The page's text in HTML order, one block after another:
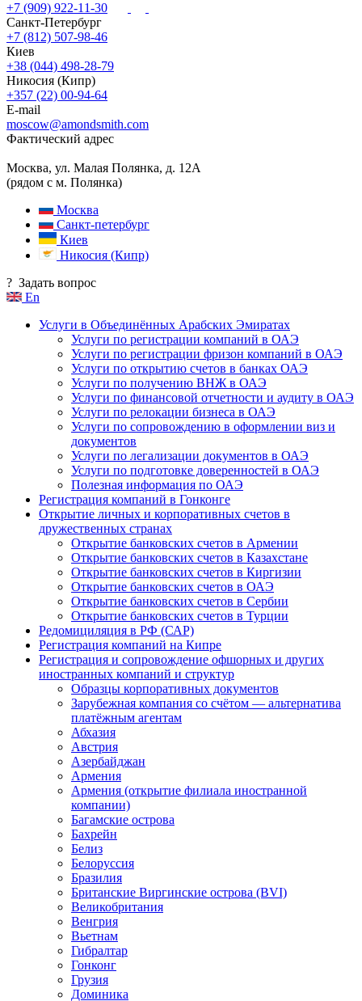
+7 (909) 922-11-30
Санкт-Петербург
+7 (812) 507-98-46
Киев
+38 (044) 498-28-79
Никосия (Кипр)
+357 (22) 00-94-64
E-mail
moscow@amondsmith.com
Фактический адрес
Москва, ул. Малая Полянка, д. 12А
(рядом с м. Полянка)
Москва
Санкт-петербург
Киев
Никосия (Кипр)
? Задать вопрос
En
Услуги в Объединённых Арабских Эмиратах
Услуги по регистрации компаний в ОАЭ
Услуги по регистрации фризон компаний в ОАЭ
Услуги по открытию счетов в банках ОАЭ
Услуги по получению ВНЖ в ОАЭ
Услуги по финансовой отчетности и аудиту в ОАЭ
Услуги по релокации бизнеса в ОАЭ
Услуги по сопровождению в оформлении виз и
документов
Услуги по легализации документов в ОАЭ
Услуги по подготовке доверенностей в ОАЭ
Полезная информация по ОАЭ
Регистрация компаний в Гонконге
Открытие личных и корпоративных счетов в
дружественных странах
Открытие банковских счетов в Армении
Открытие банковских счетов в Казахстане
Открытие банковских счетов в Киргизии
Открытие банковских счетов в ОАЭ
Открытие банковских счетов в Сербии
Открытие банковских счетов в Турции
Редомициляция в РФ (САР)
Регистрация компаний на Кипре
Регистрация и сопровождение офшорных и других
иностранных компаний и структур
Образцы корпоративных документов
Зарубежная компания со счётом — альтернатива
платёжным агентам
Абхазия
Австрия
Азербайджан
Армения
Армения (открытие филиала иностранной
компании)
Багамские острова
Бахрейн
Белиз
Белоруссия
Бразилия
Британские Виргинские острова (BVI)
Великобритания
Венгрия
Вьетнам
Гибралтар
Гонконг
Грузия
Доминика